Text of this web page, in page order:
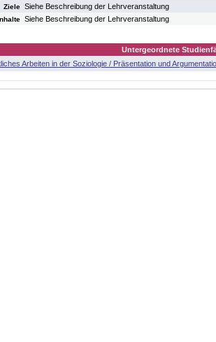
Ziele Siehe Beschreibung der Lehrveranstaltung
Siehe Beschreibung der Lehrveranstaltung
Untergeordnete
Arbeiten in der Soziologie / Präsentation und